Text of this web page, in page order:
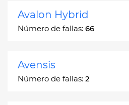
Avalon Hybrid
Número de fallas: 66
Avensis
Número de fallas: 2